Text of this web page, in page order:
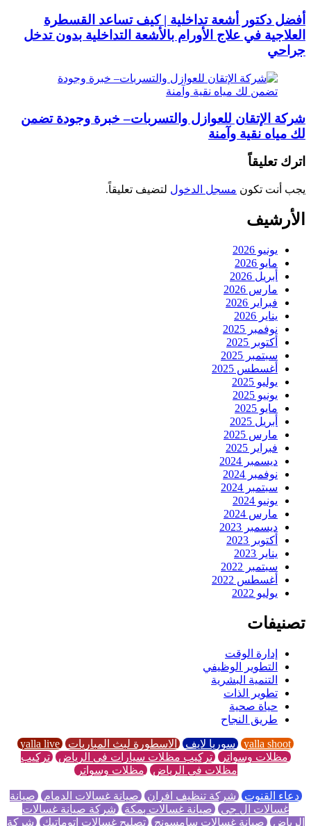
أفضل دكتور أشعة تداخلية | كيف تساعد القسطرة
العلاجية في علاج الأورام بالأشعة التداخلية بدون تدخل
جراحي
شركة الإتقان للعوازل والتسربات– خبرة وجودة تضمن
لك مياه نقية وآمنة
اترك تعليقاً
يجب أنت تكون مسجل الدخول لتضيف تعليقاً.
الأرشيف
يونيو 2026
مايو 2026
أبريل 2026
مارس 2026
فبراير 2026
يناير 2026
نوفمبر 2025
أكتوبر 2025
سبتمبر 2025
أغسطس 2025
يوليو 2025
يونيو 2025
مايو 2025
أبريل 2025
مارس 2025
فبراير 2025
ديسمبر 2024
نوفمبر 2024
سبتمبر 2024
يونيو 2024
مارس 2024
ديسمبر 2023
أكتوبر 2023
يناير 2023
سبتمبر 2022
أغسطس 2022
يوليو 2022
تصنيفات
إدارة الوقت
التطوير الوظيفي
التنمية البشرية
تطوير الذات
حياة صحية
طريق النجاح
yalla shoot سوريا لايف الاسطورة لبث المباريات yalla live
مظلات وسواتر تركيب مظلات سيارات في الرياض تركيب
مظلات في الرياض مظلات وسواتر
دعاء القنوت شركة تنظيف افران صيانة غسالات الدمام صيانة
غسالات ال جي صيانة غسالات بمكة شركة صيانة غسالات
الرياض صيانة غسالات سامسونج تصليح غسالات اتوماتيك شركة